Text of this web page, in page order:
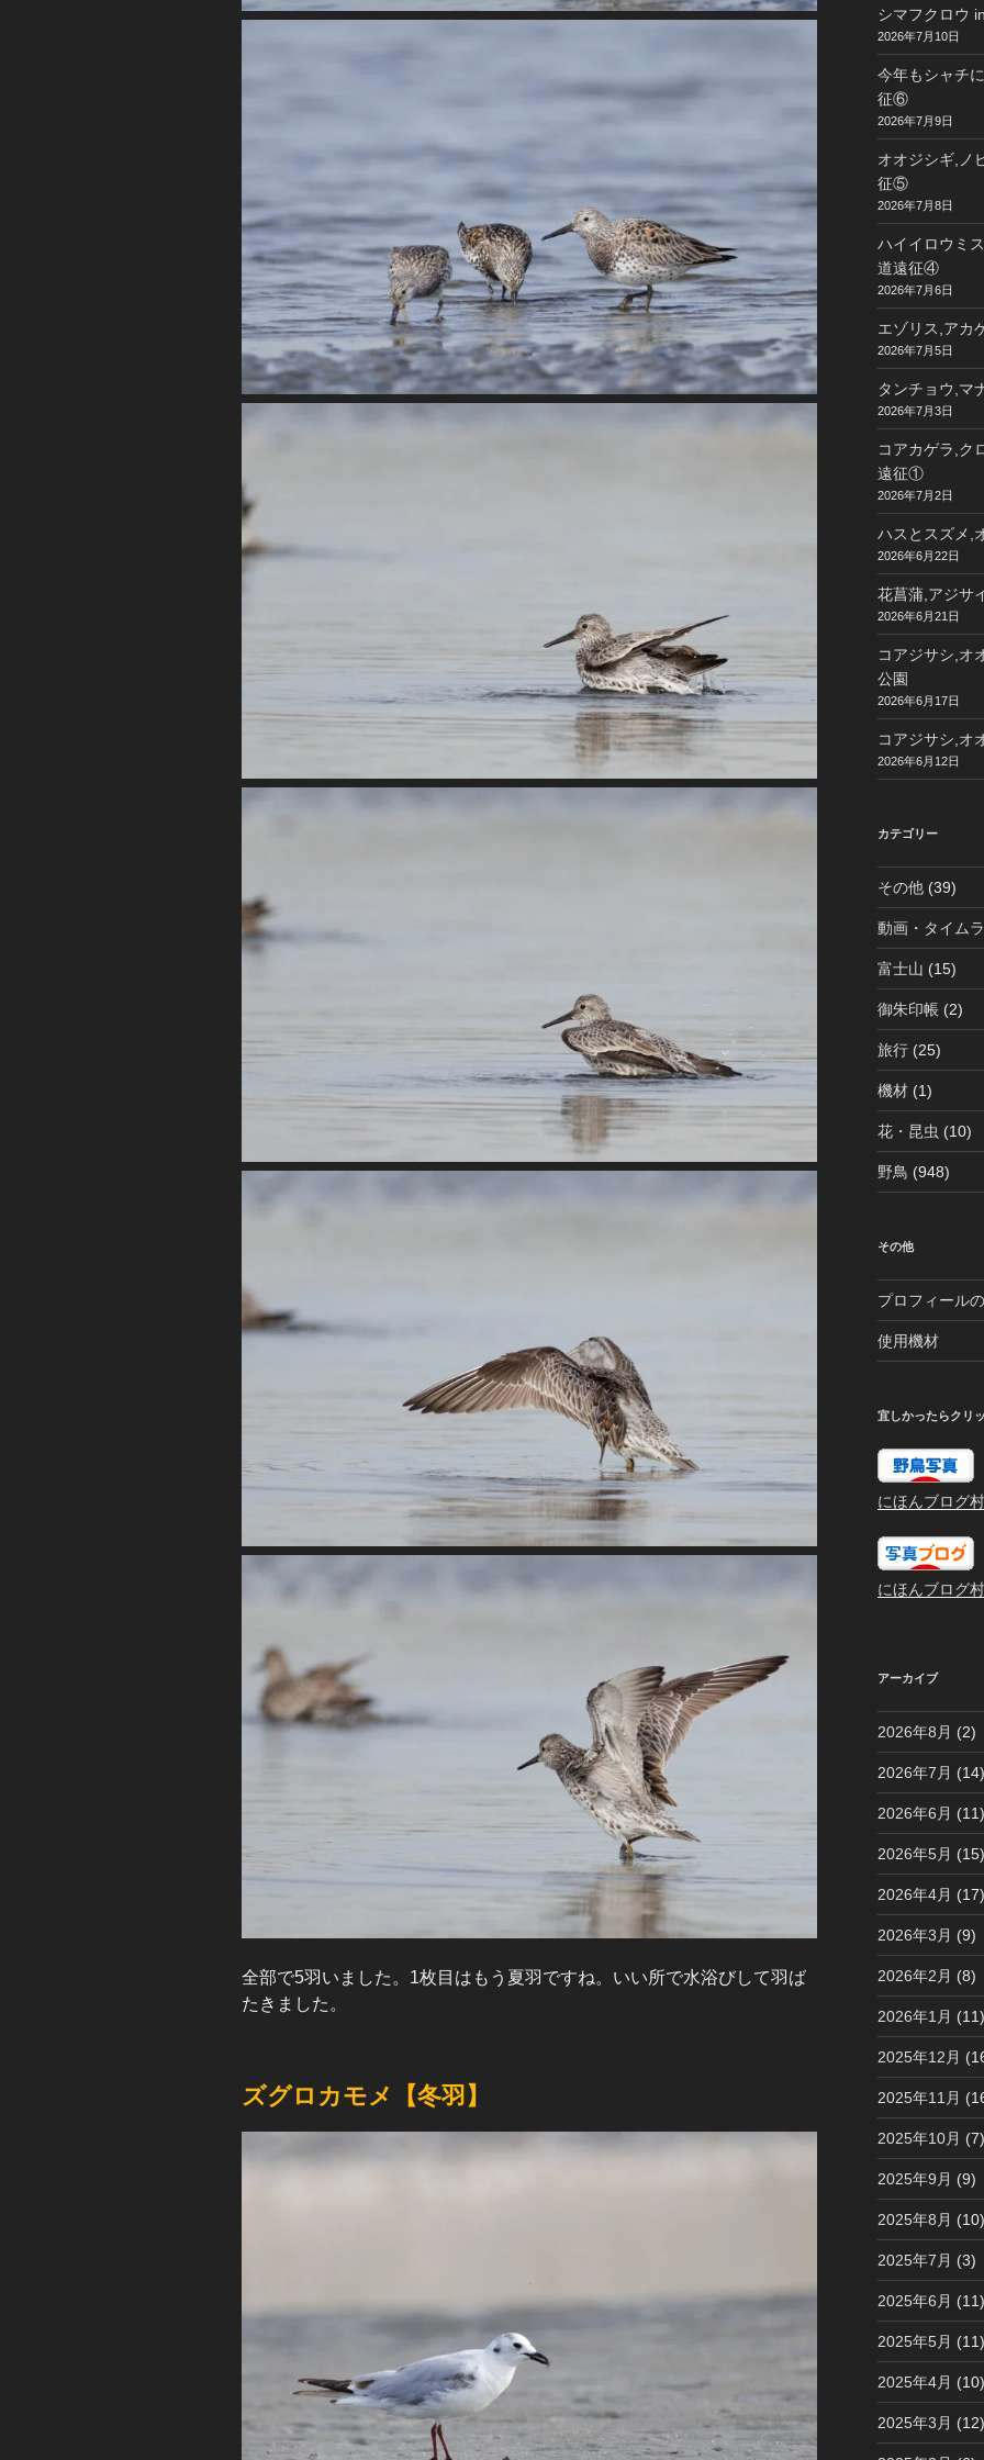
全部で5羽いました。1枚目はもう夏羽ですね。いい所で水浴びして羽ば
たきました。
ズグロカモメ【冬羽】
シマフクロウ
2026年7月10日
今年もシャチ
征⑥
2026年7月9日
オオジシギ,ノ
征⑤
2026年7月8日
ハイイロウミ
道遠征④
2026年7月6日
エゾリス,アカ
2026年7月5日
タンチョウ,マ
2026年7月3日
コアカゲラ,ク
遠征①
2026年7月2日
ハスとスズメ,
2026年6月22日
花菖蒲,アジサ
2026年6月21日
コアジサシ,オ
公園
2026年6月17日
コアジサシ,オ
2026年6月12日
カテゴリー
その他(39)
動画・タイム
富士山 (15)
御朱印帳(2)
旅行(25)
機材(1)
花・昆虫 (10)
野鳥 (948)
その他
プロフィール
使用機材
宜しかったらクリ
にほんブログ村
にほんブログ村
アーカイブ
2026年8月 (2)
2026年7月 (14)
2026年6月 (11)
2026年5月 (15)
2026年4月 (17)
2026年3月 (9)
2026年2月 (8)
2026年1月 (11)
2025年12月
2025年11月
2025年10月 (7)
2025年9月 (9)
2025年8月 (10)
2025年7月 (3)
2025年6月 (11)
2025年5月 (11)
2025年4月 (10)
2025年3月 (12)